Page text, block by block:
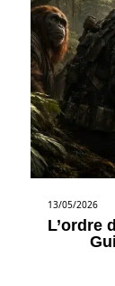
13/05/2026
L’ordre